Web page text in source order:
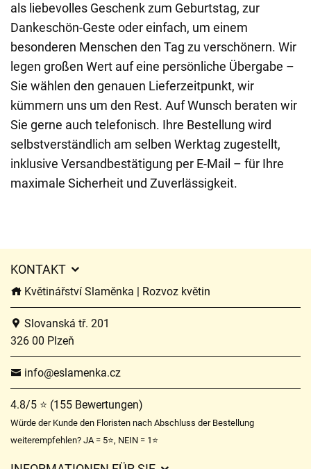
als liebevolles Geschenk zum Geburtstag, zur
Dankeschön-Geste oder einfach, um einem
besonderen Menschen den Tag zu verschönern. Wir
legen großen Wert auf eine persönliche Übergabe –
Sie wählen den genauen Lieferzeitpunkt, wir
kümmern uns um den Rest. Auf Wunsch beraten wir
Sie gerne auch telefonisch. Ihre Bestellung wird
selbstverständlich am selben Werktag zugestellt,
inklusive Versandbestätigung per E-Mail – für Ihre
maximale Sicherheit und Zuverlässigkeit.
KONTAKT
Květinářství Slaměnka | Rozvoz květin
Slovanská tř. 201
326 00 Plzeň
info@eslamenka.cz
4.8/5 ⭐ (155 Bewertungen)
Würde der Kunde den Floristen nach Abschluss der Bestellung
weiterempfehlen? JA = 5⭐, NEIN = 1⭐